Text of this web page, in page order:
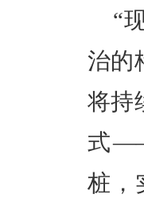
“
治的
将持
式
桩，